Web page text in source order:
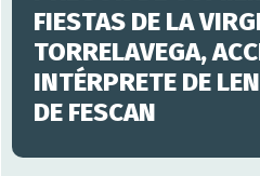
FIESTAS DE LA
TORRELAVEGA,
INTÉRPRETE DE
DE FESCAN